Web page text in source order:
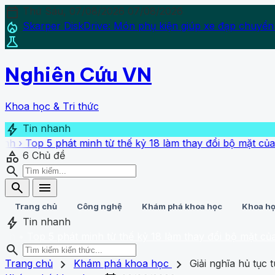
calendar_today Thứ Sáu, 07/08/2026 07/08/2026
local_fire_department Skarper DiskDrive: Món phụ kiện giúp xe đạp
science
Nghiên Cứu VN
Khoa học & Tri thức
bolt Tin nhanh
minh từ thế kỷ 18 làm thay đổi bộ mặt của nhân loại›
category 6 Chủ đề
search
search
menu
Trang chủ Công nghệ Khám phá khoa học Khoa
bolt Tin nhanh
search
homeTrang chủ
search close
Trang chủ chevron_right Khám phá khoa học chevron_right
Giải nghĩa hủ tục